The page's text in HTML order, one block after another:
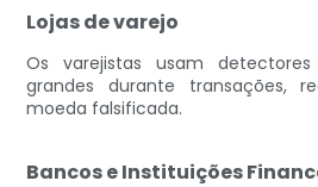
Lojas de varejo
Os varejistas usam
grandes durante transações,
moeda falsificada.
Bancos e Instituições